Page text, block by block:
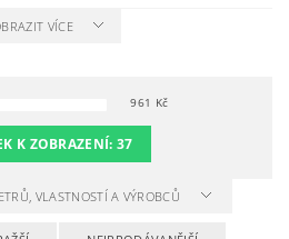
VÍCE
961 Kč
K ZOBRAZENÍ:37
VLASTNOSTÍ A VÝROBCŮ